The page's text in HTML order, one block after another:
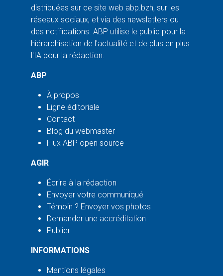
distribuées sur ce site web abp.bzh, sur les
réseaux sociaux, et via des newsletters ou
des notifications. ABP utilise le public pour la
hiérarchisation de l'actualité et de plus en plus
l'IA pour la rédaction.
ABP
À propos
Ligne éditoriale
Contact
Blog du webmaster
Flux ABP open source
AGIR
Écrire à la rédaction
Envoyer votre communiqué
Témoin ? Envoyer vos photos
Demander une accréditation
Publier
INFORMATIONS
Mentions légales